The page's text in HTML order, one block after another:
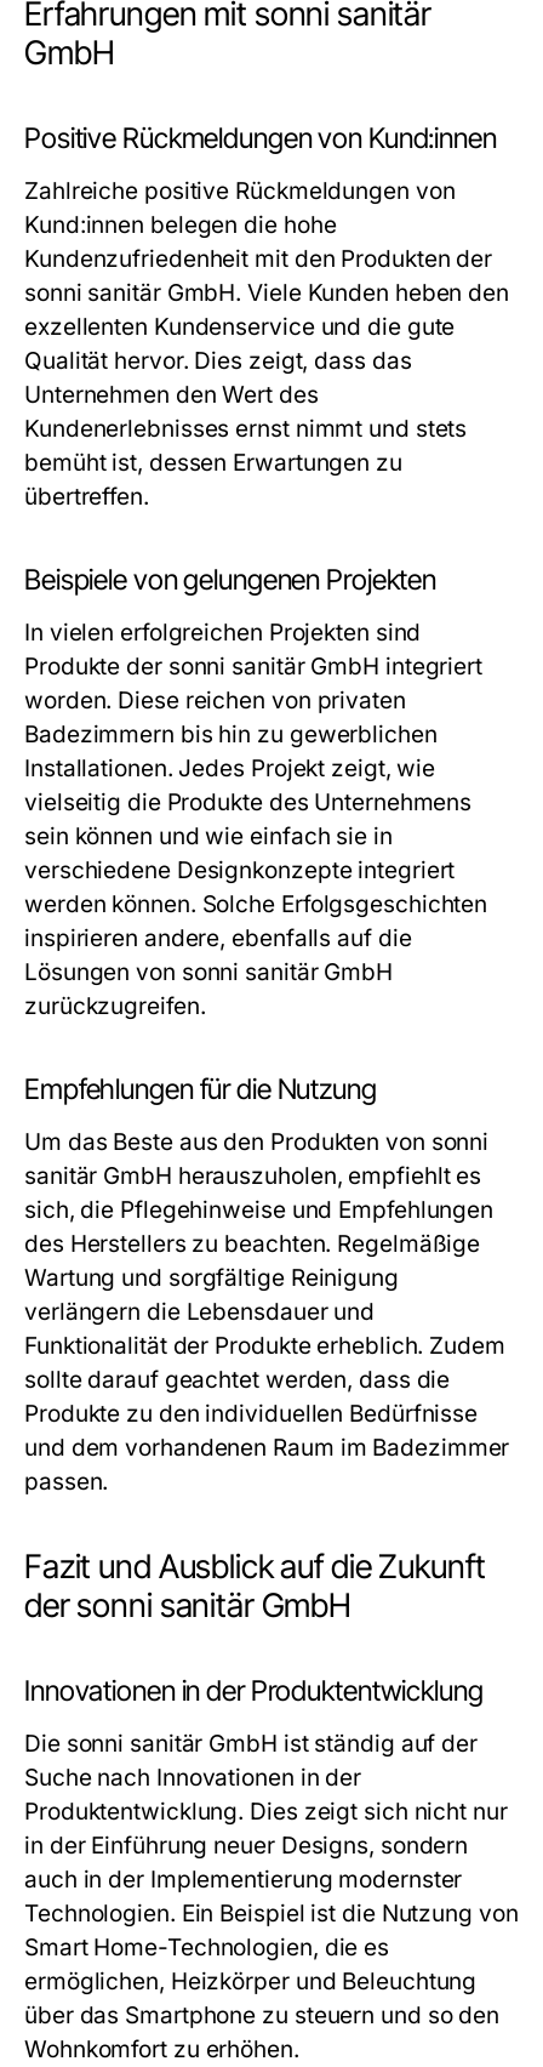
Erfahrungen mit sonni sanitär
GmbH
Positive Rückmeldungen von Kund:innen
Zahlreiche positive Rückmeldungen von
Kund:innen belegen die hohe
Kundenzufriedenheit mit den Produkten der
sonni sanitär GmbH. Viele Kunden heben den
exzellenten Kundenservice und die gute
Qualität hervor. Dies zeigt, dass das
Unternehmen den Wert des
Kundenerlebnisses ernst nimmt und stets
bemüht ist, dessen Erwartungen zu
übertreffen.
Beispiele von gelungenen Projekten
In vielen erfolgreichen Projekten sind
Produkte der sonni sanitär GmbH integriert
worden. Diese reichen von privaten
Badezimmern bis hin zu gewerblichen
Installationen. Jedes Projekt zeigt, wie
vielseitig die Produkte des Unternehmens
sein können und wie einfach sie in
verschiedene Designkonzepte integriert
werden können. Solche Erfolgsgeschichten
inspirieren andere, ebenfalls auf die
Lösungen von sonni sanitär GmbH
zurückzugreifen.
Empfehlungen für die Nutzung
Um das Beste aus den Produkten von sonni
sanitär GmbH herauszuholen, empfiehlt es
sich, die Pflegehinweise und Empfehlungen
des Herstellers zu beachten. Regelmäßige
Wartung und sorgfältige Reinigung
verlängern die Lebensdauer und
Funktionalität der Produkte erheblich. Zudem
sollte darauf geachtet werden, dass die
Produkte zu den individuellen Bedürfnisse
und dem vorhandenen Raum im Badezimmer
passen.
Fazit und Ausblick auf die Zukunft
der sonni sanitär GmbH
Innovationen in der Produktentwicklung
Die sonni sanitär GmbH ist ständig auf der
Suche nach Innovationen in der
Produktentwicklung. Dies zeigt sich nicht nur
in der Einführung neuer Designs, sondern
auch in der Implementierung modernster
Technologien. Ein Beispiel ist die Nutzung von
Smart Home-Technologien, die es
ermöglichen, Heizkörper und Beleuchtung
über das Smartphone zu steuern und so den
Wohnkomfort zu erhöhen.